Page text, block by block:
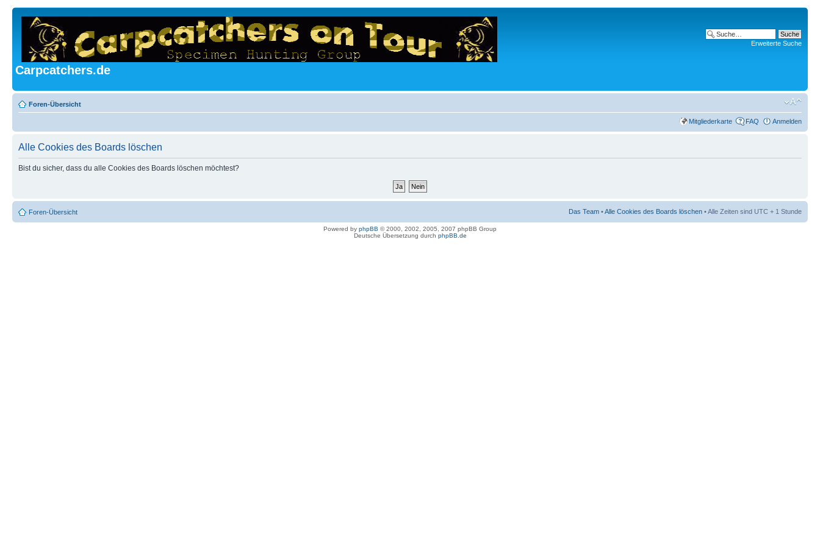
Carpcatchers.de
Erweiterte Suche
Foren-Übersicht
Mitgliederkarte FAQ Anmelden
Alle Cookies des Boards löschen
Bist du sicher, dass du alle Cookies des Boards löschen möchtest?
Foren-Übersicht Das Team •Alle Cookies des Boards löschen • Alle Zeiten sind UTC + 1 Stunde
Powered by phpBB © 2000, 2002, 2005, 2007 phpBB Group
Deutsche Übersetzung durch phpBB.de